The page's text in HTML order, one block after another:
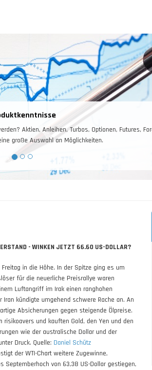
Aktien, Anleihen, Turbos, Optionen, Futures, Forex
große Auswahl an Möglichkeiten.
- WINKEN JETZT 66.60 US-DOLLAR?
in die Höhe. In der Spitze ging es um
für die neuerliche Preisrallye waren
Luftangriff im Irak einen ranghohen
kündigte umgehend schwere Rache an. An
Absicherungen gegen steigende Ölpreise.
risikoavers und kauften Gold, den Yen und den
wie der australische Dollar und der
Druck. Quelle: Daniel Schütz
der WTI-Chart weitere Zugewinne,
Septemberhoch von 63,38 US-Dollar gestiegen,